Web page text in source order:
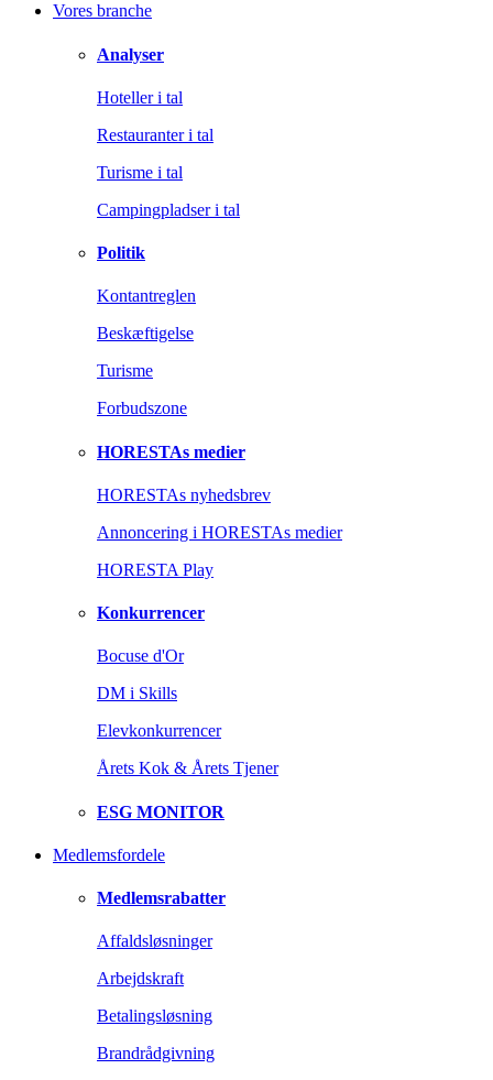
Vores branche
Analyser
Hoteller i tal
Restauranter i tal
Turisme i tal
Campingpladser i tal
Politik
Kontantreglen
Beskæftigelse
Turisme
Forbudszone
HORESTAs medier
HORESTAs nyhedsbrev
Annoncering i HORESTAs medier
HORESTA Play
Konkurrencer
Bocuse d'Or
DM i Skills
Elevkonkurrencer
Årets Kok & Årets Tjener
ESG MONITOR
Medlemsfordele
Medlemsrabatter
Affaldsløsninger
Arbejdskraft
Betalingsløsning
Brandrådgivning